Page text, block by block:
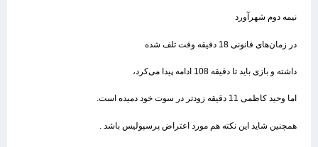
نیمه دوم شهرآورد
در زمان‌های قانونی 18 دقیقه وقت تلف شده
داشته و بازی باید تا دقیقه 108 ادامه پیدا می‌کرد،
اما وحید کاظمی 11 دقیقه زودتر در سوت خود دمیده است.
همچنین شاید این نکته هم مورد اعتراض پرسپولیس باشد .